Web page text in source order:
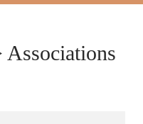
Associations